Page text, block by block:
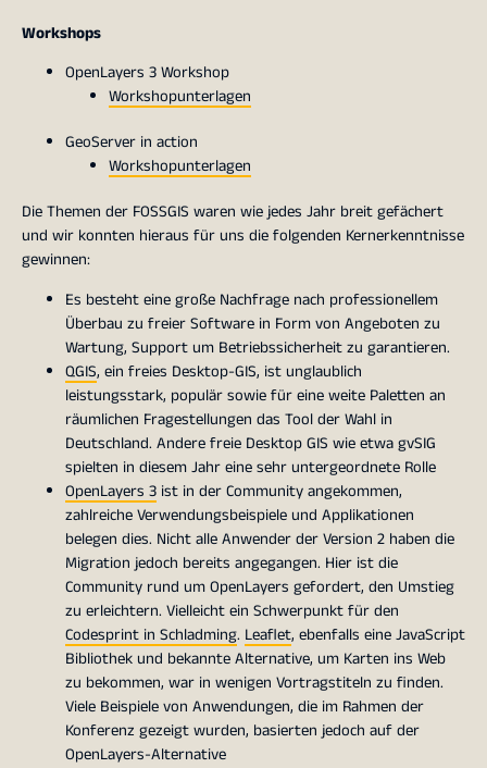
Workshops
OpenLayers 3 Workshop
Workshopunterlagen
GeoServer in action
Workshopunterlagen
Die Themen der FOSSGIS waren wie jedes Jahr breit gefächert
und wir konnten hieraus für uns die folgenden Kernerkenntnisse
gewinnen:
Es besteht eine große Nachfrage nach professionellem
Überbau zu freier Software in Form von Angeboten zu
Wartung, Support um Betriebssicherheit zu garantieren.
QGIS, ein freies Desktop-GIS, ist unglaublich
leistungsstark, populär sowie für eine weite Paletten an
räumlichen Fragestellungen das Tool der Wahl in
Deutschland. Andere freie Desktop GIS wie etwa gvSIG
spielten in diesem Jahr eine sehr untergeordnete Rolle
OpenLayers 3 ist in der Community angekommen,
zahlreiche Verwendungsbeispiele und Applikationen
belegen dies. Nicht alle Anwender der Version 2 haben die
Migration jedoch bereits angegangen. Hier ist die
Community rund um OpenLayers gefordert, den Umstieg
zu erleichtern. Vielleicht ein Schwerpunkt für den
Codesprint in Schladming. Leaflet, ebenfalls eine JavaScript
Bibliothek und bekannte Alternative, um Karten ins Web
zu bekommen, war in wenigen Vortragstiteln zu finden.
Viele Beispiele von Anwendungen, die im Rahmen der
Konferenz gezeigt wurden, basierten jedoch auf der
OpenLayers-Alternative